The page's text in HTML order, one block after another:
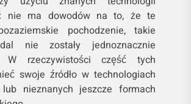
nie ma dowodów na to, że te
pochodzenie, takie
nie zostały jednoznacznie
W rzeczywistości część tych
swoje źródło w technologiach
nieznanych jeszcze formach